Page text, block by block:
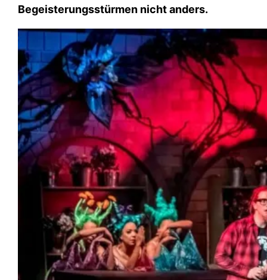
Begeisterungsstürmen nicht anders.